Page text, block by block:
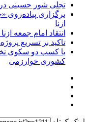
تجلی شور حسینی در
برگزاری پیاده‌روی
ازنا
انتقاد امام جمعه
تاکید بر تسریع
با کسب دو سکوی
کشوری خوارزمی